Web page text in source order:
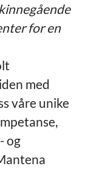
for en
med
våre unike
og